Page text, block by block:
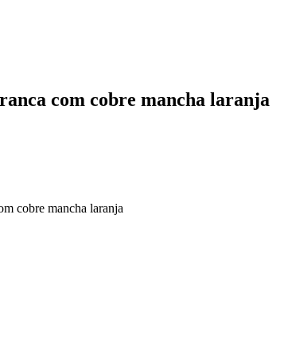
com cobre mancha laranja
cobre mancha laranja